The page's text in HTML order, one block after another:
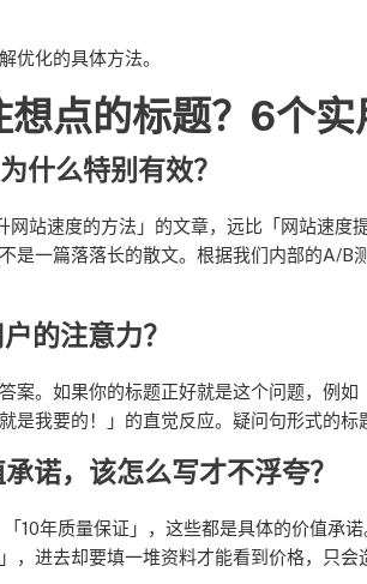
优化的具体方法。
点的标题？6个实
什么特别有效？
站速度的方法」的文章，远比「网站速度
是一篇落落长的散文。根据我们内部的A/
的注意力？
案。如果你的标题正好就是这个问题，例
是我要的！」的直觉反应。疑问句形式的标
诺，该怎么写才不浮夸？
10年质量保证」，这些都是具体的价值承
，进去却要填一堆资料才能看到价格，只会